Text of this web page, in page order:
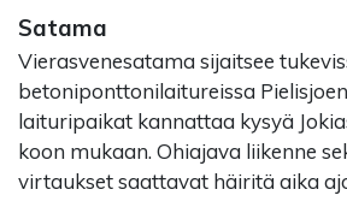
Satama
Vierasvenesatama sijaitsee
betoniponttonilaitureissa
laituripaikat kannattaa kysyä
koon mukaan. Ohiajava liikenne
virtaukset saattavat häiritä aika